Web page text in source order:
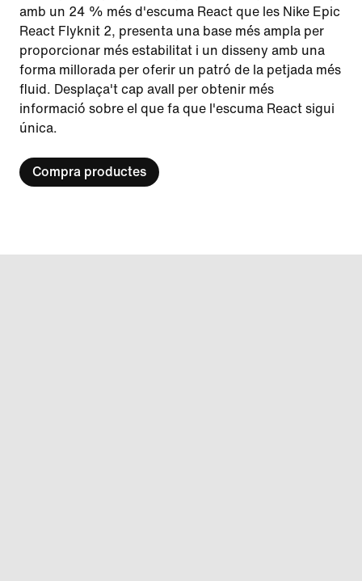
amb un 24 % més d'escuma React que les Nike Epic
React Flyknit 2, presenta una base més ampla per
proporcionar més estabilitat i un disseny amb una
forma millorada per oferir un patró de la petjada més
fluid. Desplaça't cap avall per obtenir més
informació sobre el que fa que l'escuma React sigui
única.
Compra productes